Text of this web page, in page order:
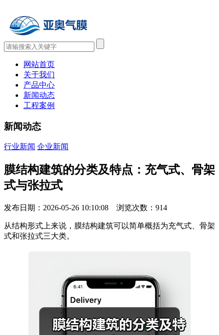
网站首页
关于我们
产品中心
新闻动态
工程案例
新闻动态
行业新闻 企业新闻
膜结构建筑的分类及特点：充气式、骨架
式与张拉式
发布日期：2026-05-26 10:10:08 浏览次数： 914
从结构形式上来说，膜结构建筑可以简单概括为充气式、骨架
式和张拉式三大类。